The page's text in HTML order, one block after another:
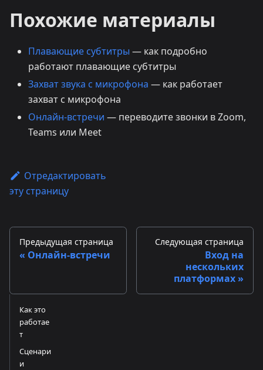
Похожие материалы
Плавающие субтитры — как подробно
работают плавающие субтитры
Захват звука с микрофона — как работает
захват с микрофона
Онлайн-встречи — переводите звонки в Zoom,
Teams или Meet
Отредактировать
эту страницу
Предыдущая страница
Онлайн-встречи
Следующая страница
Вход на
нескольких
платформах
Как это
работае
т
Сценари
и